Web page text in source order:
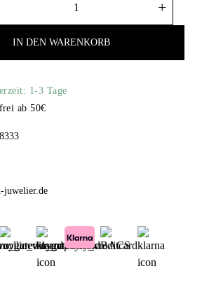
Blush Ohrstecker Knotenmotiv aus
IN DEN WARENKORB
1-3 Tage
ab 50€
juwelier.de